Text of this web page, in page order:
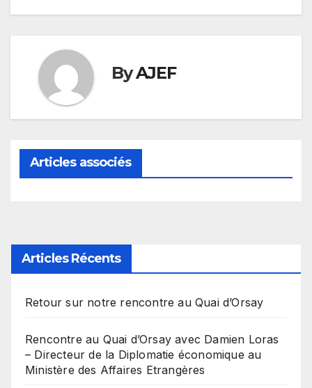
l’article
ByAJEF
Articles associés
Articles Récents
Retour sur notre rencontre au Quai d’Orsay
Rencontre au Quai d’Orsay avec Damien Loras
– Directeur de la Diplomatie économique au
Ministère des Affaires Etrangères